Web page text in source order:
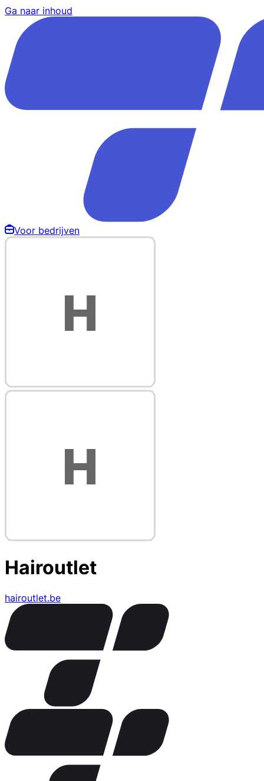
Ga naar inhoud
Voor bedrijven
Hairoutlet
hairoutlet.be